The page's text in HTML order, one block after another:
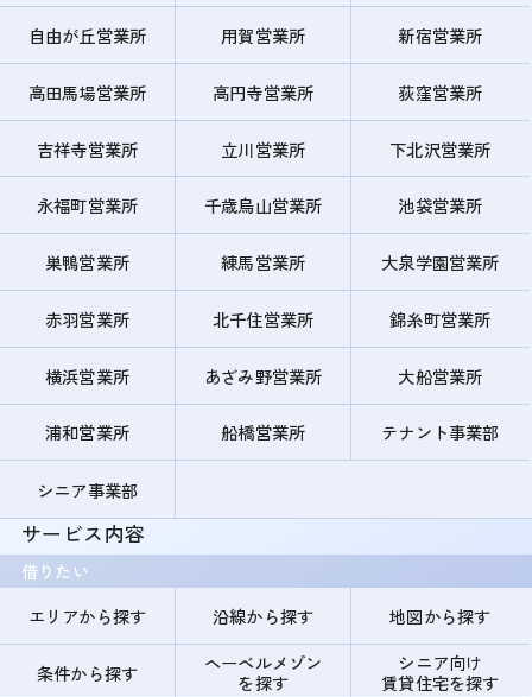
自由が丘営業所 用賀営業所 新宿営業所
高田馬場営業所 高円寺営業所 荻窪営業所
吉祥寺営業所 立川営業所 下北沢営業所
永福町営業所 千歳烏山営業所 池袋営業所
巣鴨営業所 練馬営業所 大泉学園営業所
赤羽営業所 北千住営業所 錦糸町営業所
横浜営業所 あざみ野営業所 大船営業所
浦和営業所 船橋営業所 テナント事業部
シニア事業部
サービス内容
借りたい
エリアから探す
沿線から探す 地図から探す
条件から探す
ヘーベルメゾン
を探す
シニア向け
賃貸住宅を探す